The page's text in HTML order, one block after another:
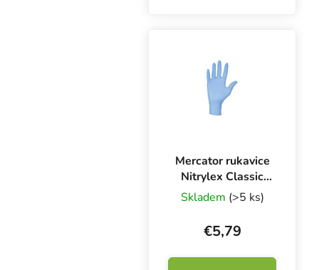
Mercator rukavice
Nitrylex Classic
BLUE L, 100 ks
Skladem (>5 ks)
€5,79